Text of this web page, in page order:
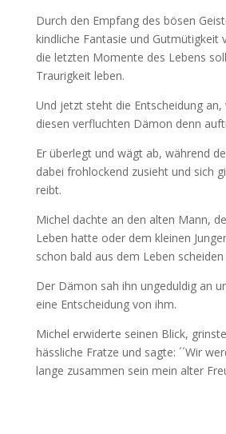
Durch den Empfang des bösen
kindliche Fantasie und Gutmütigkeit
die letzten Momente des Lebens
Traurigkeit leben.
Und jetzt steht die Entscheidung an,
diesen verfluchten Dämon denn
Er überlegt und wägt ab, während
dabei frohlockend zusieht und sich
reibt.
Michel dachte an den alten Mann,
Leben hatte oder dem kleinen
schon bald aus dem Leben
Der Dämon sah ihn ungeduldig an
eine Entscheidung von ihm.
Michel erwiderte seinen Blick,
hässliche Fratze und sagte: ´´Wir
lange zusammen sein mein alter